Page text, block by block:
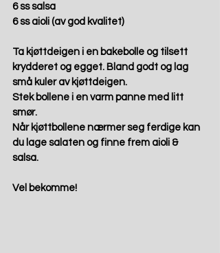
6 ss salsa
6 ss aioli (av god kvalitet)
Ta kjøttdeigen i en bakebolle og tilsett
krydderet og egget. Bland godt og lag
små kuler av kjøttdeigen.
Stek bollene i en varm panne med litt
smør.
Når kjøttbollene nærmer seg ferdige kan
du lage salaten og finne frem aioli &
salsa.
Vel bekomme!